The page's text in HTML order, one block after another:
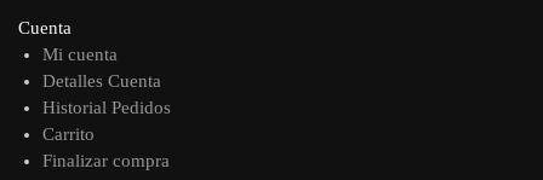
Cuenta
Mi cuenta
Detalles Cuenta
Historial Pedidos
Carrito
Finalizar compra